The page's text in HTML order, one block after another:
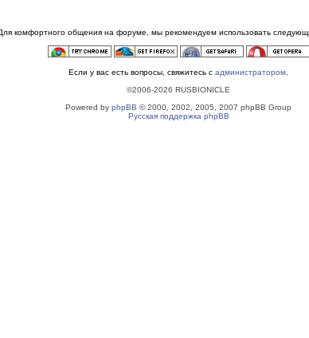
комфортного общения на форуме, мы рекомендуем использовать
Если у вас есть вопросы, свяжитесь с администратором
©2006-2026 RUSBIONICLE
Powered by phpBB © 2000, 2002, 2005, 2007 phpBB Group
Русская поддержка phpBB